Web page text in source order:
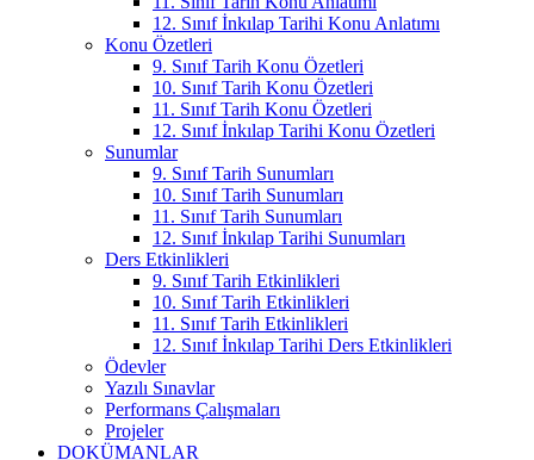
12. Sınıf İnkılap Tarihi Konu Anlatımı
Konu Özetleri
9. Sınıf Tarih Konu Özetleri
10. Sınıf Tarih Konu Özetleri
11. Sınıf Tarih Konu Özetleri
12. Sınıf İnkılap Tarihi Konu Özetleri
Sunumlar
9. Sınıf Tarih Sunumları
10. Sınıf Tarih Sunumları
11. Sınıf Tarih Sunumları
12. Sınıf İnkılap Tarihi Sunumları
Ders Etkinlikleri
9. Sınıf Tarih Etkinlikleri
10. Sınıf Tarih Etkinlikleri
11. Sınıf Tarih Etkinlikleri
12. Sınıf İnkılap Tarihi Ders Etkinlikleri
Ödevler
Yazılı Sınavlar
Performans Çalışmaları
Projeler
DOKÜMANLAR